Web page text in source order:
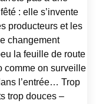
: elle s’invente
producteurs et les
changement
la feuille de route
comme on surveille
l’entrée… Trop
trop douces –